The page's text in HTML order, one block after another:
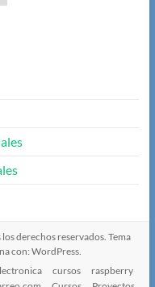
los derechos reservados. Tema
con:WordPress.
cursos
raspberry